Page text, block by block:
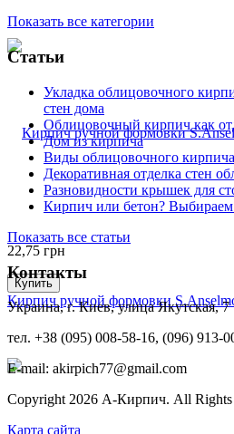
22,75 грн
Купить
Кирпич ручной формовки
Показать все категории
Статьи
Укладка облицовочного
стен дома
Облицовочный кирпич как
Дом из кирпича
Виды облицовочного кирпича
Декоративная отделка стен
Разновидности крышек для
Кирпич или бетон?
Показать все статьи
Контакты
Украина, г. Киев, улица Якутская, 7
тел. +38 (095) 008-58-16, (096) 913-
E-mail: akirpich77@gmail.com
Copyright 2026 А-Кирпич. All Rights
Карта сайта